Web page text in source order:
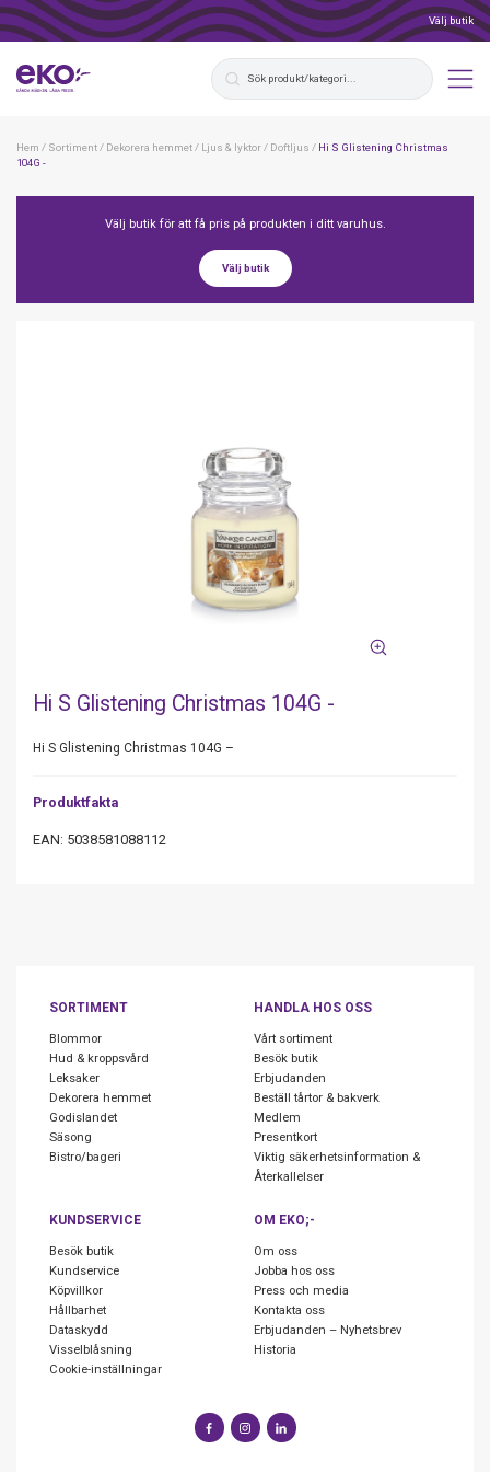
Välj butik
Hem / Sortiment/ Dekorera hemmet/ Ljus & lyktor/ Doftljus / Hi S Glistening Christmas
104G -
Välj butik för att få pris på produkten i ditt varuhus.
Välj butik
Hi S Glistening Christmas 104G -
Hi S Glistening Christmas 104G –
Produktfakta
EAN: 5038581088112
SORTIMENT
Blommor
Hud & kroppsvård
Leksaker
Dekorera hemmet
Godislandet
Säsong
Bistro/bageri
HANDLA HOS OSS
Vårt sortiment
Besök butik
Erbjudanden
Beställ tårtor & bakverk
Medlem
Presentkort
Viktig säkerhetsinformation &
Återkallelser
KUNDSERVICE
Besök butik
Kundservice
Köpvillkor
Hållbarhet
Dataskydd
Visselblåsning
Cookie-inställningar
OM EKO;-
Om oss
Jobba hos oss
Press och media
Kontakta oss
Erbjudanden – Nyhetsbrev
Historia